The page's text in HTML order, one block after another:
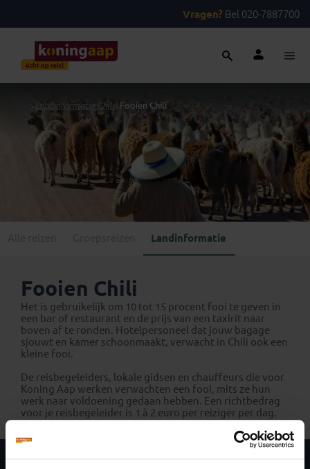
Vragen? Bel 020-7887700
Landinformatie Chili>Fooien Chili
Landinformatie
Fooien Chili
Het is gebruikelijk om 10 tot 15 procent fooi te geven in
een bar of restaurant en de prijs van een taxirit naar
boven af te ronden. Hotelpersoneel dat jouw bagage
sjouwt en kamer schoonmaakt, verwacht in Chili ook een
kleine fooi.
De reisbegeleiders, lokale gidsen en chauffeurs die voor
Koning Aap werken verwachten een fooi, mits ze hun
werk naar voldoening gedaan hebben. Een richtbedrag
voor je reisbegeleider is 1 à 2 euro per reiziger per dag.